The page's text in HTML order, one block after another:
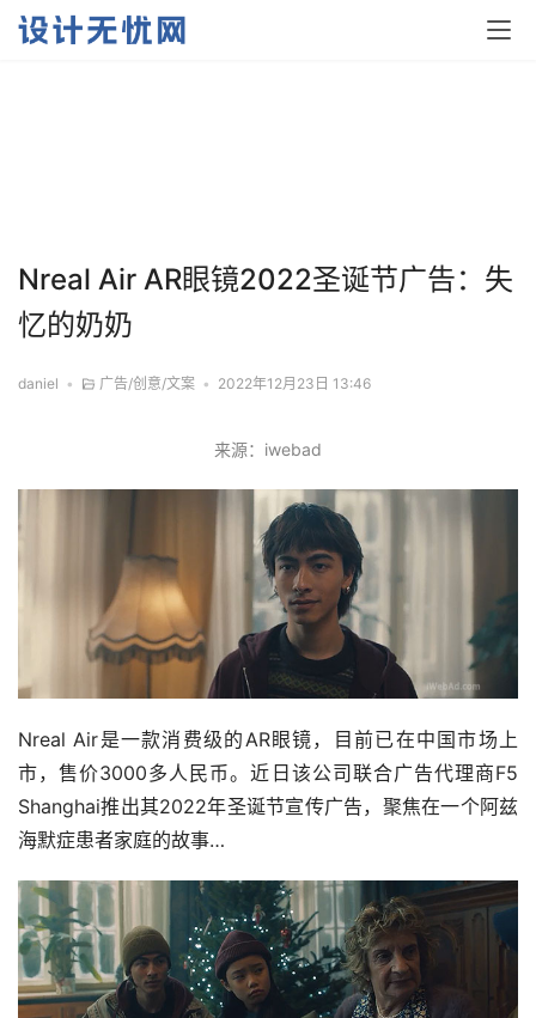
Nreal Air AR眼镜2022圣诞节广告：失
忆的奶奶
daniel • 广告/创意/文案 • 2022年12月23日 13:46
来源：iwebad
Nreal Air是一款消费级的AR眼镜，目前已在中国市场上
市，售价3000多人民币。近日该公司联合广告代理商F5
Shanghai推出其2022年圣诞节宣传广告，聚焦在一个阿兹
海默症患者家庭的故事…